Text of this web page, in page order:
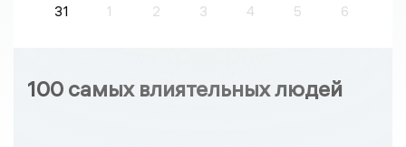
31
1 2 3 4 5 6
100 самых влиятельных людей